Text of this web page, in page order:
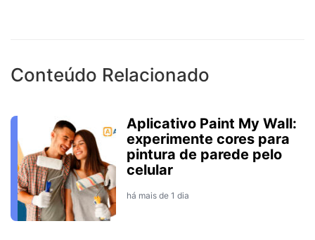
Conteúdo Relacionado
Aplicativo Paint My Wall:
experimente cores para
pintura de parede pelo
celular
há mais de 1 dia